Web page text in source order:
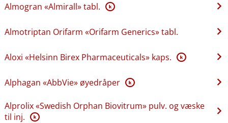
Almogran «Almirall» tabl. K
Almotriptan Orifarm «Orifarm Generics» tabl.
Aloxi «Helsinn Birex Pharmaceuticals» kaps. K
Alphagan «AbbVie» øyedråper K
Alprolix «Swedish Orphan Biovitrum» pulv. og væske
til inj. K